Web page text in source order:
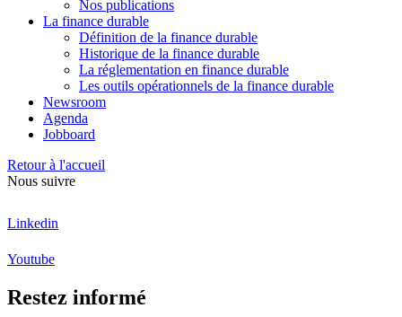
Nos publications
La finance durable
Définition de la finance durable
Historique de la finance durable
La réglementation en finance durable
Les outils opérationnels de la finance durable
Newsroom
Agenda
Jobboard
Retour à l'accueil
Nous suivre
Linkedin
Youtube
Restez informé